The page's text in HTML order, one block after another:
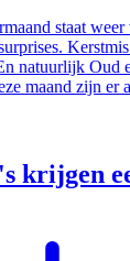
staat
natuurlijk Oud
maand zijn er
krijgen